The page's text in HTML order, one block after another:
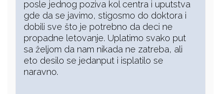
posle jednog poziva kol centra i uputstva
gde da se javimo, stigosmo do doktora i
dobili sve što je potrebno da deci ne
propadne letovanje. Uplatimo svako put
sa željom da nam nikada ne zatreba, ali
eto desilo se jedanput i isplatilo se
naravno.